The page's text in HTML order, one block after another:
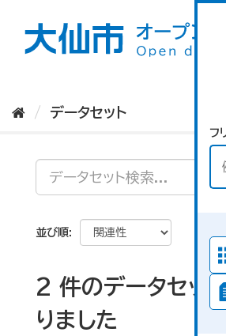
フ
データセット
並び順
2 件のデータセッ
りました